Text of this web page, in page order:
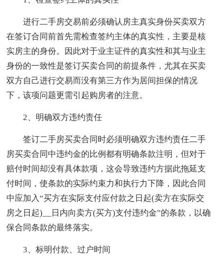
进行二手房交易前必须确认房主真实身份买卖双方
在签订合同前首先需检查签约主体的真实性，主要是核
实房主的身份。因此对于业主证件的真实性和其与业主
身份的一致性是签订买卖合同的前提条件，尤其在买卖
双方自己进行交易而没有第三方作为居间担保的情况
下，该项问题更需引起购房者的注意。
2、明确双方违约责任
签订二手房买卖合同时必须明确双方违约责任二手
房买卖合同中违约金的比例都有明确条款注明，但对于
赔付时间却没有具体款项，这会导致违约方据此拖延支
付时间，使条款的实际约束力和执行力下降，因此合同
中应加入“买方在实际支付应付款之日起(卖方在实际交
房之日起)__日内向卖方(买方)支付违约金”的条款，以确
保合同条款的最终落实。
3、标明付款、过户时间